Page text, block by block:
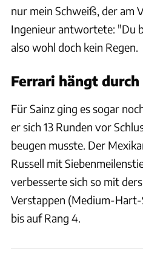
nur mein Schweiß, der am
Ingenieur antwortete: "Du
also wohl doch kein Regen.
Ferrari hängt durch
Für Sainz ging es sogar
er sich 13 Runden vor
beugen musste. Der
Russell mit
verbesserte sich so mit
Verstappen (Medium-
bis auf Rang 4.